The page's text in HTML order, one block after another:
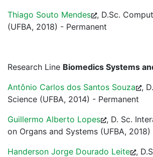
Thiago Souto Mendes , D.Sc.
(UFBA, 2018) - Permanent
Research Line Biomedics Systems
Antônio Carlos dos Santos Souza
,
Science (UFBA, 2014) - Permanent
Guillermo Alberto Lopes , D. Sc.
on Organs and Systems (UFBA,
Handerson Jorge Dourado Leite ,